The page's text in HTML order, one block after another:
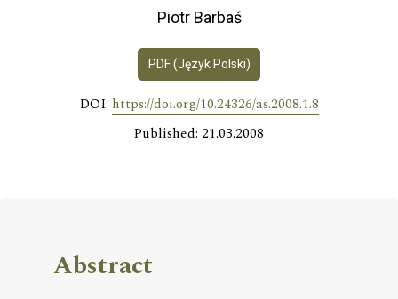
Piotr Barbaś
PDF (Język Polski)
DOI: https://doi.org/10.24326/as.2008.1.8
Published: 21.03.2008
Abstract